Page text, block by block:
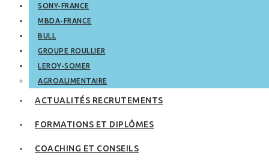
SONY-FRANCE
MBDA-FRANCE
BULL
GROUPE ROULLIER
LEROY-SOMER
AGROALIMENTAIRE
ACTUALITÉS RECRUTEMENTS
FORMATIONS ET DIPLÔMES
COACHING ET CONSEILS